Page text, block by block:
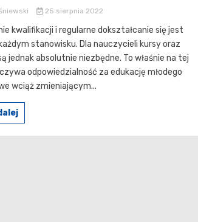
25 sierpnia 2022
kwalifikacji i regularne dokształcanie się jest
stanowisku. Dla nauczycieli kursy oraz
jednak absolutnie niezbędne. To właśnie na tej
odpowiedzialność za edukację młodego
wciąż zmieniającym...